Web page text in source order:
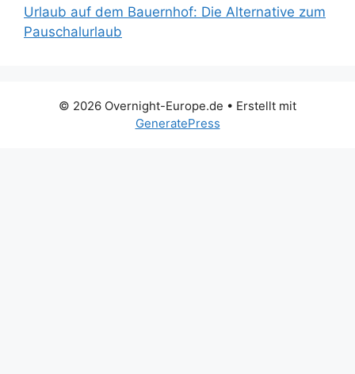
Urlaub auf dem Bauernhof: Die Alternative zum
Pauschalurlaub
© 2026 Overnight-Europe.de • Erstellt mit
GeneratePress